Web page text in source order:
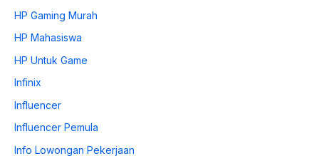
HP Gaming Murah
HP Mahasiswa
HP Untuk Game
Infinix
Influencer
Influencer Pemula
Info Lowongan Pekerjaan